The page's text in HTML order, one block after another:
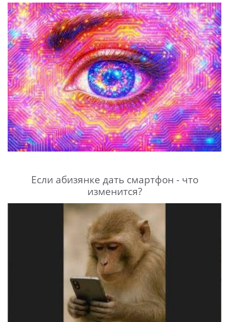
Если абизянке дать смартфон - что
изменится?